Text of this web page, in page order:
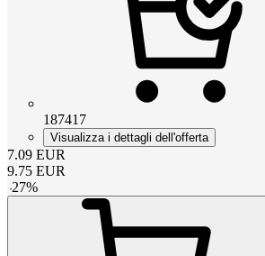
187417
Visualizza i dettagli dell'offerta
7.09 EUR
9.75 EUR
-27%